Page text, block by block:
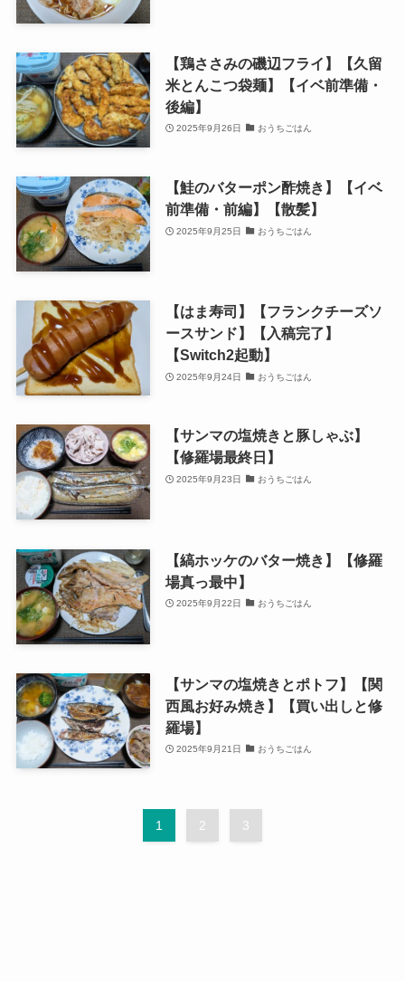
【鶏ささみの磯辺フライ】【久留
米とんこつ袋麺】【イベ前準備・
後編】
2025年9月26日 おうちごはん
【鮭のバターポン酢焼き】【イベ
前準備・前編】【散髪】
2025年9月25日 おうちごはん
【はま寿司】【フランクチーズソ
ースサンド】【入稿完了】
【Switch2起動】
2025年9月24日 おうちごはん
【サンマの塩焼きと豚しゃぶ】
【修羅場最終日】
2025年9月23日 おうちごはん
【縞ホッケのバター焼き】【修羅
場真っ最中】
2025年9月22日 おうちごはん
【サンマの塩焼きとポトフ】【関
西風お好み焼き】【買い出しと修
羅場】
2025年9月21日 おうちごはん
1 2 3